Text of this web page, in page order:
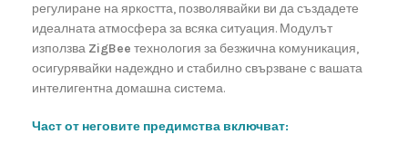
регулиране на яркостта, позволявайки ви да създадете
идеалната атмосфера за всяка ситуация. Модулът
използва ZigBee технология за безжична комуникация,
осигурявайки надеждно и стабилно свързване с вашата
интелигентна домашна система.
Част от неговите предимства включват: